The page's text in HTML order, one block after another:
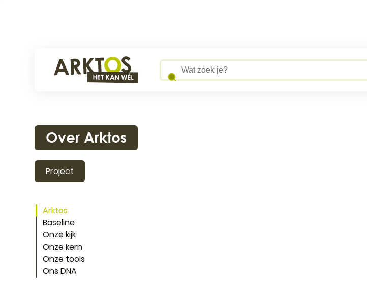
Arktos Wat zoek je?
Over Arktos
Project
Ga naar
Arktos
Baseline
Onze kijk
Onze kern
Onze tools
Ons DNA